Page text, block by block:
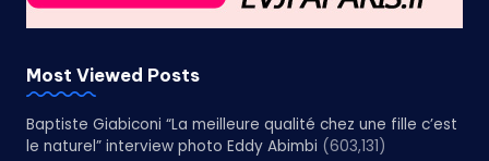
Most Viewed Posts
Baptiste Giabiconi “La meilleure qualité chez une fille c’est
le naturel” interview photo Eddy Abimbi (603,131)